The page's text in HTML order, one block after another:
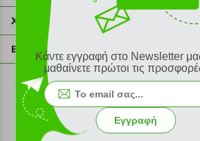
211 2000 700
info@plus4u.gr
Χρήσιμες πληροφορίες
Η εταιρία
Σημεία παραλαβής
Ευκαιρίες καριέρας
Όροι χρήσης
Sitemap
Βοήθεια
Εξέλιξη παραγγελίας
Τρόποι παραγγελίας
Τρόποι πληρωμής
Τρόποι αποστολής
©2026 Plus4u.gr
Κάντε εγγραφή στο Newsletter
μαθαίνετε πρώτοι τις
Εγγραφή